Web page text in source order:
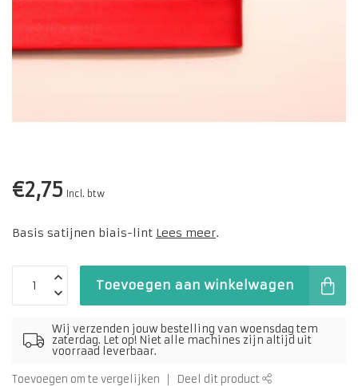
€2,75 Incl. btw
Basis satijnen biais-lint Lees meer.
Toevoegen aan winkelwagen
Wij verzenden jouw bestelling van woensdag tem
zaterdag. Let op! Niet alle machines zijn altijd uit
voorraad leverbaar.
Toevoegen om te vergelijken Deel dit product